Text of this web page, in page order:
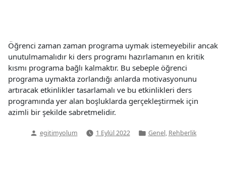
Öğrenci zaman zaman programa uymak istemeyebilir ancak
unutulmamalıdır ki ders programı hazırlamanın en kritik
kısmı programa bağlı kalmaktır. Bu sebeple öğrenci
programa uymakta zorlandığı anlarda motivasyonunu
artıracak etkinlikler tasarlamalı ve bu etkinlikleri ders
programında yer alan boşluklarda gerçekleştirmek için
azimli bir şekilde sabretmelidir.
Yazan:
egitimyolum 1 Eylül 2022
Yazı
Genel, Rehberlik